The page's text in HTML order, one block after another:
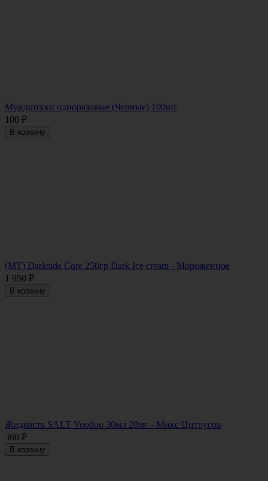
Мундштуки одноразовые (Черные) 100шт
100 ₽
В корзину
(MT) Darkside Core 250гр Dark Ice cream - Мороженное
1 950 ₽
В корзину
Жидкость SALT Voodoo 30мл 20мг - Микс Цитрусов
360 ₽
В корзину